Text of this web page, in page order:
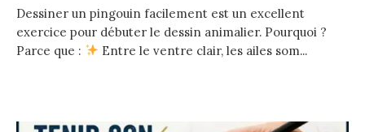
Dessiner un pingouin facilement est un excellent
exercice pour débuter le dessin animalier. Pourquoi ?
Parce que :
Entre le ventre clair, les ailes som...